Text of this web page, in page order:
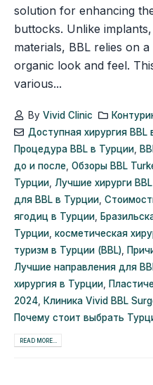
solution for enhancing
buttocks. Unlike
materials, BBL relies on
organic look and feel.
various...
By Vivid Clinic
Доступная хирургия BBL
Процедура BBL в Турции
до и после Обзоры BBL
Турции Лучшие хирурги
для BBL в Турции
ягодиц в Турции
Турции косметическая
туризм в Турции (BBL)
Лучшие направления для
хирургия в Турции
2024
Клиника Vivid BBL
Почему стоит выбрать
READ MORE...